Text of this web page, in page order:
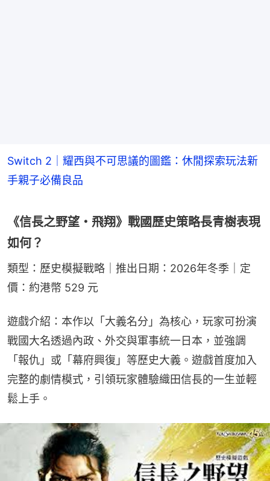
Switch 2｜耀西與不可思議的圖鑑：休閒探索玩法新
手親子必備良品
《信長之野望・飛翔》戰國歷史策略長青樹表現
如何？
類型：歷史模擬戰略｜推出日期：2026年冬季｜定
價：約港幣 529 元
遊戲介紹：本作以「大義名分」為核心，玩家可扮演
戰國大名透過內政、外交與軍事統一日本，並強調
「報仇」或「幕府興復」等歷史大義。遊戲首度加入
完整的劇情模式，引領玩家體驗織田信長的一生並輕
鬆上手。